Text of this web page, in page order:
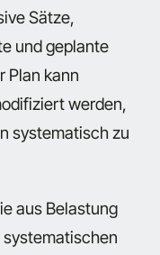
Sätze,
und geplante
Plan kann
werden,
systematisch zu
aus Belastung
systematischen